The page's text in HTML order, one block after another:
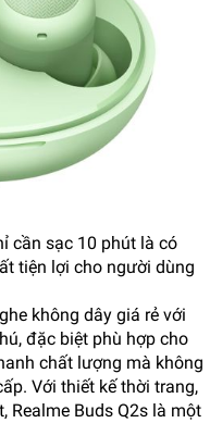
cần sạc 10 phút là có
tiện lợi cho người dùng
không dây giá rẻ với
đặc biệt phù hợp cho
chất lượng mà không
Với thiết kế thời trang,
Realme Buds Q2s là một